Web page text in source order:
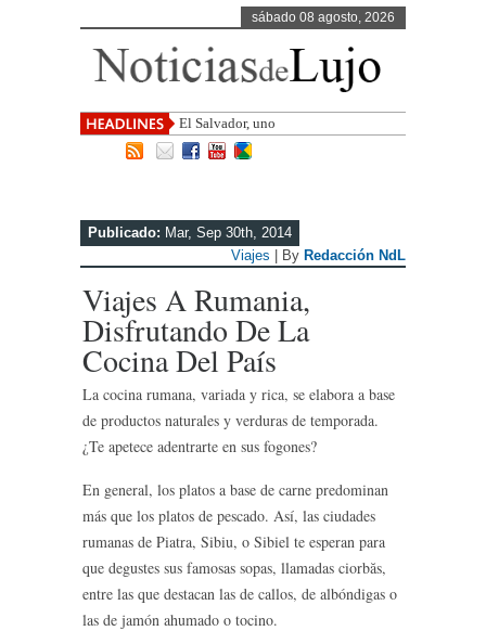
sábado 08 agosto, 2026
El Salvador, uno de los destinos con
mayor p
Publicado: Mar, Sep 30th, 2014
Viajes | By Redacción NdL
Viajes A Rumania,
Disfrutando De La
Cocina Del País
La cocina rumana, variada y rica, se elabora a base
de productos naturales y verduras de temporada.
¿Te apetece adentrarte en sus fogones?
En general, los platos a base de carne predominan
más que los platos de pescado. Así, las ciudades
rumanas de Piatra, Sibiu, o Sibiel te esperan para
que degustes sus famosas sopas, llamadas ciorbăs,
entre las que destacan las de callos, de albóndigas o
las de jamón ahumado o tocino.